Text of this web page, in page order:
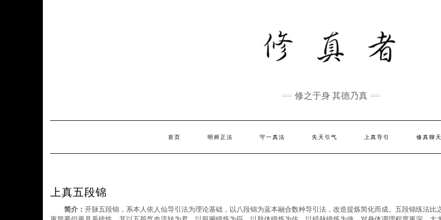
修之于身 其德乃真
首页 明师正法 守一真法 先天引气 上真导引 修真聊
上真五段锦
简介： 开脉五段锦，系本人依人仙导引法为理论基础，以八段锦为蓝本融合数种导引法，改造提炼简化而成。五段锦练法比